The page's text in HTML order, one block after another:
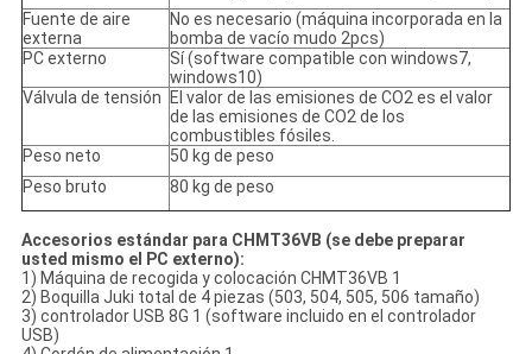
Fuente de aire
externa
No es necesario (máquina incorporada en la
bomba de vacío mudo 2pcs)
PC externo
Sí (software compatible con windows7,
windows10)
Válvula de tensión
El valor de las emisiones de CO2 es el valor
de las emisiones de CO2 de los
combustibles fósiles.
Peso neto
50 kg de peso
Peso bruto
80 kg de peso
Accesorios estándar para CHMT36VB (se debe preparar
usted mismo el PC externo):
1) Máquina de recogida y colocación CHMT36VB 1
2) Boquilla Juki total de 4 piezas (503, 504, 505, 506 tamaño)
3) controlador USB 8G 1 (software incluido en el controlador
USB)